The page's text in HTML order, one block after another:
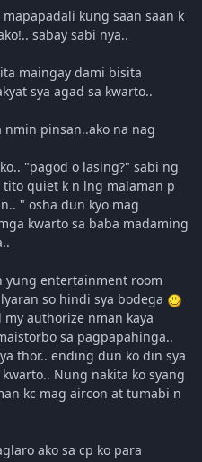
kung saan saan k
sabay sabi nya..
maingay dami bisita
sya agad sa kwarto..
pinsan..ako na nag
"pagod o lasing?" sabi ng
tito quiet k n lng malaman p
" osha dun kyo mag
kwarto sa baba madaming
yung entertainment room
so hindi sya bodega
authorize nman kaya
sa pagpapahinga..
thor.. ending dun ko din sya
Nung nakita ko syang
kc mag aircon at tumabi n
ako sa cp ko para